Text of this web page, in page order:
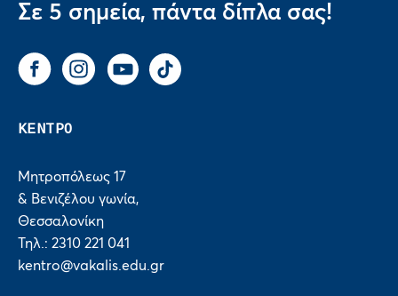
Σε 5 σημεία, πάντα δίπλα σας!
FacebookInstagram
You Tube Tik Tok
ΚΕΝΤΡΟ
Μητροπόλεως 17
& Βενιζέλου γωνία,
Θεσσαλονίκη
Τηλ.: 2310 221 041
kentro@vakalis.edu.gr